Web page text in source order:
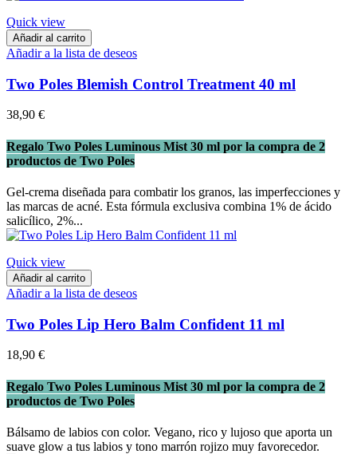
Quick view
Añadir al carrito
Añadir a la lista de deseos
Two Poles Blemish Control Treatment 40 ml
38,90 €
Regalo Two Poles Luminous Mist 30 ml por la compra de 2
productos de Two Poles
Gel-crema diseñada para combatir los granos, las imperfecciones y
las marcas de acné. Esta fórmula exclusiva combina 1% de ácido
salicílico, 2%...
Quick view
Añadir al carrito
Añadir a la lista de deseos
Two Poles Lip Hero Balm Confident 11 ml
18,90 €
Regalo Two Poles Luminous Mist 30 ml por la compra de 2
productos de Two Poles
Bálsamo de labios con color. Vegano, rico y lujoso que aporta un
suave glow a tus labios y tono marrón rojizo muy favorecedor.